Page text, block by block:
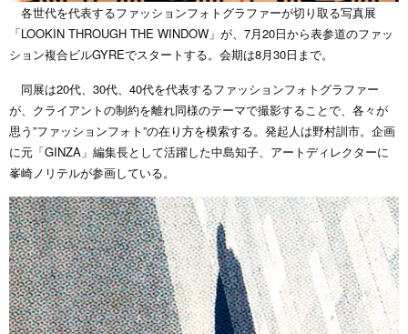
各世代を代表するファッションフォトグラファーが切り取る写真展
「LOOKIN THROUGH THE WINDOW 」が、7月20日から表参道のファッ
ション複合ビルGYREでスタートする。会期は8月30日まで。
同展は20代、 30代、 40代を代表するファッションフォトグラファー
が、クライアントの制約を離れ同様のテーマで撮影することで、各々が
思う”ファッションフォト”の在り方を模索する。発起人は野村訓市。企画
に元「GINZA」編集長として活躍した中島知子、アートディレクターに
峯崎ノリテルが参画している。